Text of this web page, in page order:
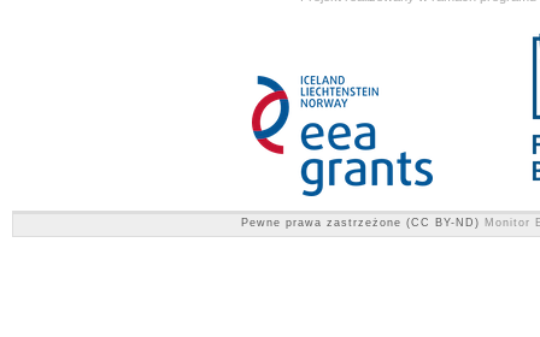
Pewne prawa zastrzeżone (CC BY-ND) Monitor